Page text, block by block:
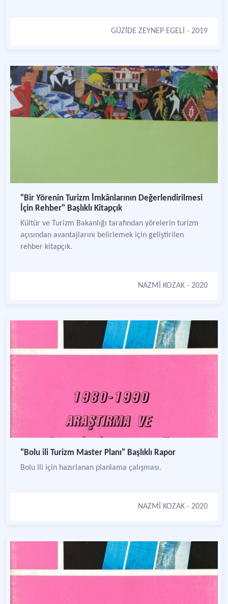
GÜZİDE ZEYNEP EGELİ - 2019
"Bir Yörenin Turizm İmkânlarının Değerlendirilmesi
İçin Rehber" Başlıklı Kitapçık
Kültür ve Turizm Bakanlığı tarafından yörelerin turizm
açısından avantajlarını belirlemek için geliştirilen
rehber kitapçık.
NAZMİ KOZAK - 2020
"Bolu ili Turizm Master Planı" Başlıklı Rapor
Bolu ili için hazırlanan planlama çalışması.
NAZMİ KOZAK - 2020